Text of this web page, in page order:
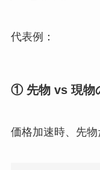
代表例：
① 先物 vs 現物
価格加速時、先物